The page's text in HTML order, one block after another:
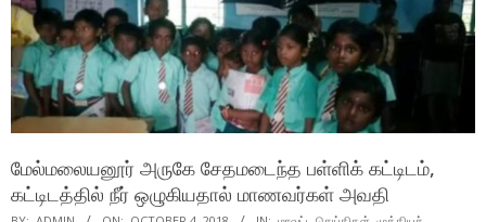
மேல்மலையனூர் அருகே சேதமடைந்த பள்ளிக் கட்டிடம்,
கட்டிடத்தில் நீர் ஒழுகியதால் மாணவர்கள் அவதி